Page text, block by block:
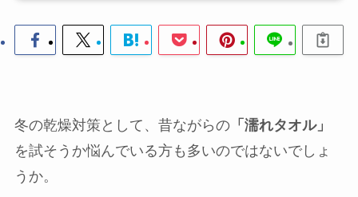
冬の乾燥対策として、昔ながらの「濡れタオル」
を試そうか悩んでいる方も多いのではないでしょ
うか。